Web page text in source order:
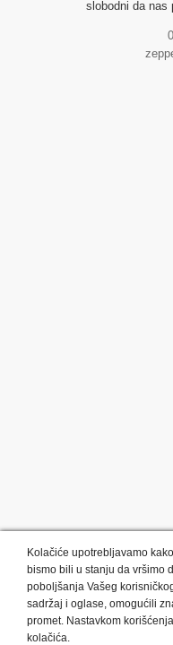
slobodni da nas
Kategorije proizvoda:
Kolačiće upotrebljavamo
bismo bili u stanju da vršimo
poboljšanja Vašeg
sadržaj i oglase, omogućili
promet. Nastavkom
kolačića.